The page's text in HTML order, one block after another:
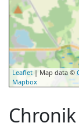
Leaflet | Map data ©
Mapbox